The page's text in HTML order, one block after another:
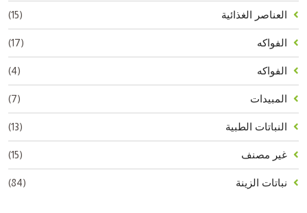
العناصر الغذائية (15)
الفواكه (17)
الفواكه (4)
المبيدات (7)
النباتات الطبية (13)
غير مصنف (15)
نباتات الزينة (84)